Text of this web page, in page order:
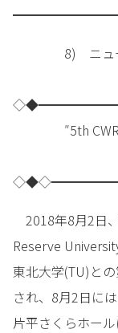
8) ニュ
″5th CWRU-
2018年8月2日
Reserve
東北大学(TU)と
され、8月2日には
片平さくらホー